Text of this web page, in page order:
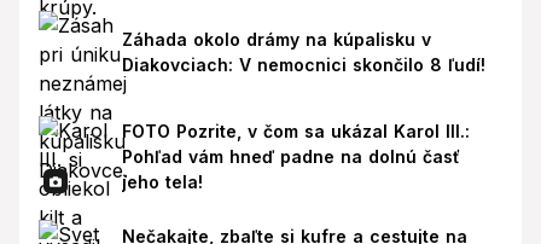
Záhada okolo drámy na kúpalisku v
Diakovciach: V nemocnici skončilo 8 ľudí!
FOTO Pozrite, v čom sa ukázal Karol III.:
Pohľad vám hneď padne na dolnú časť
jeho tela!
Nečakajte, zbaľte si kufre a cestujte na